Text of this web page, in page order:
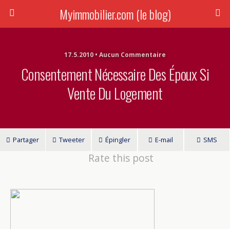
Myimmobilier.com (le blog)
17.5.2010 • Aucun Commentaire
Consentement Nécessaire Des Époux Si
Vente Du Logement
Partager Tweeter Épingler E-mail SMS
Rate this post